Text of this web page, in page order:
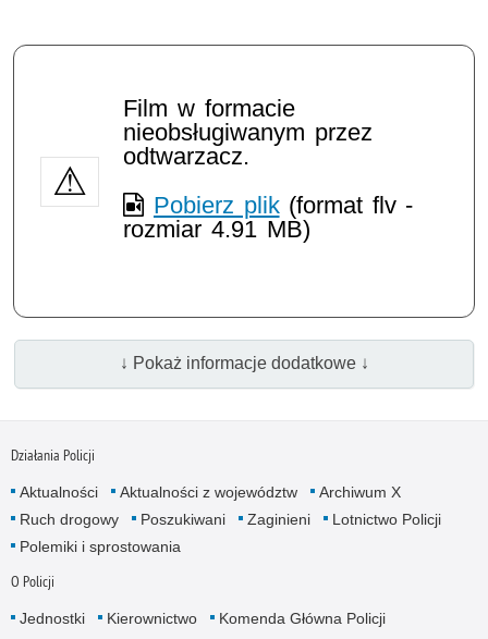
Film w formacie
nieobsługiwanym przez
odtwarzacz.
Pobierz plik(format flv -
rozmiar 4.91 MB)
↓ Pokaż informacje dodatkowe ↓
Działania Policji
Aktualności Aktualności z województw
Archiwum X
Ruch drogowy
Poszukiwani Zaginieni
Lotnictwo Policji
Polemiki i sprostowania
O Policji
Jednostki Kierownictwo
Komenda Główna Policji